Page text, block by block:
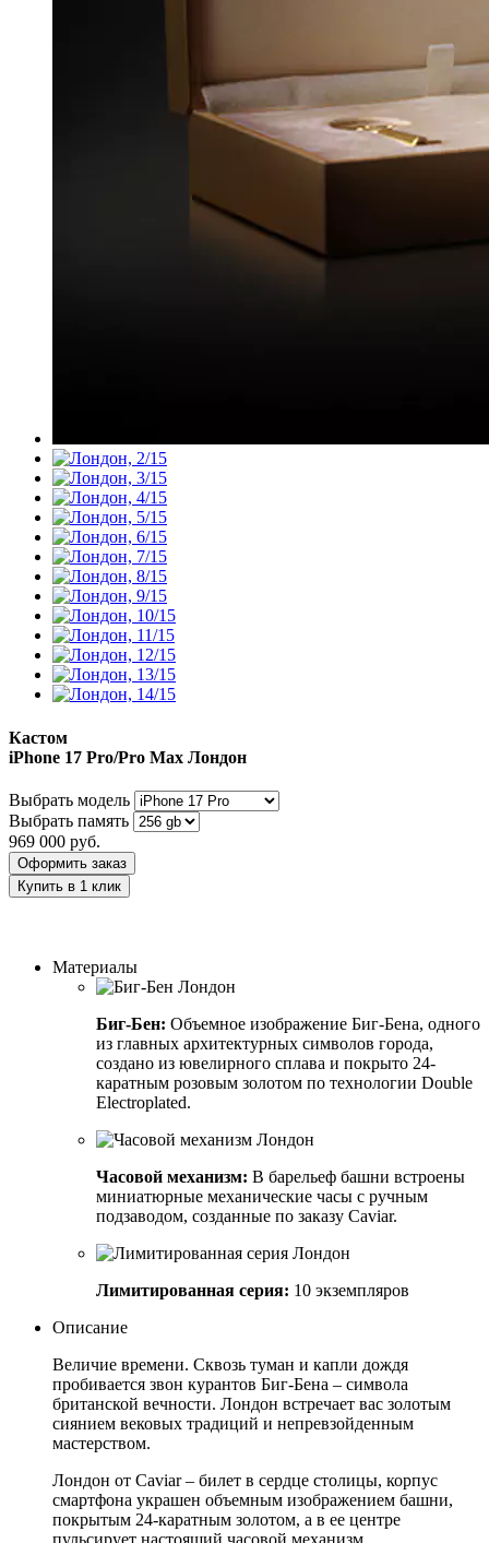
Кастом
iPhone 17 Pro/Pro Max Лондон
Выбрать модель
Выбрать память
969 000 руб.
Оформить заказ
Купить в 1 клик
Материалы
Биг-Бен: Объемное изображение Биг-Бена, одного
из главных архитектурных символов города,
создано из ювелирного сплава и покрыто 24-
каратным розовым золотом по технологии Double
Electroplated.
Часовой механизм: В барельеф башни встроены
миниатюрные механические часы с ручным
подзаводом, созданные по заказу Caviar.
Лимитированная серия: 10 экземпляров
Описание
Величие времени. Сквозь туман и капли дождя
пробивается звон курантов Биг-Бена – символа
британской вечности. Лондон встречает вас золотым
сиянием вековых традиций и непревзойденным
мастерством.
Лондон от Caviar – билет в сердце столицы, корпус
смартфона украшен объемным изображением башни,
покрытым 24-каратным золотом, а в ее центре
пульсирует настоящий часовой механизм.